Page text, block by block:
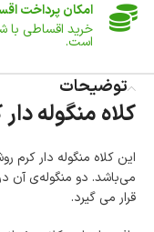
امکان پرداخت
خرید اقساطی با
است.
گارانتی معتبرتوضیحات
کلاه منگوله
این کلاه منگوله دار کرم
می‌باشد. دو منگوله‌ی آن
قرار می گیرد.